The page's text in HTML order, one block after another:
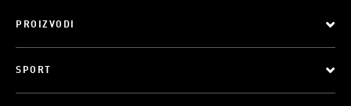
PROIZVODI
SPORT